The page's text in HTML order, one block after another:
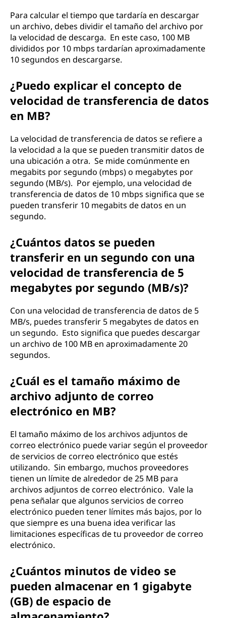
Para calcular el tiempo que tardaría en descargar
un archivo, debes dividir el tamaño del archivo por
la velocidad de descarga. En este caso, 100 MB
divididos por 10 mbps tardarían aproximadamente
10 segundos en descargarse.
¿Puedo explicar el concepto de
velocidad de transferencia de datos
en MB?
La velocidad de transferencia de datos se refiere a
la velocidad a la que se pueden transmitir datos de
una ubicación a otra. Se mide comúnmente en
megabits por segundo (mbps) o megabytes por
segundo (MB/s). Por ejemplo, una velocidad de
transferencia de datos de 10 mbps significa que se
pueden transferir 10 megabits de datos en un
segundo.
¿Cuántos datos se pueden
transferir en un segundo con una
velocidad de transferencia de 5
megabytes por segundo (MB/s)?
Con una velocidad de transferencia de datos de 5
MB/s, puedes transferir 5 megabytes de datos en
un segundo. Esto significa que puedes descargar
un archivo de 100 MB en aproximadamente 20
segundos.
¿Cuál es el tamaño máximo de
archivo adjunto de correo
electrónico en MB?
El tamaño máximo de los archivos adjuntos de
correo electrónico puede variar según el proveedor
de servicios de correo electrónico que estés
utilizando. Sin embargo, muchos proveedores
tienen un límite de alrededor de 25 MB para
archivos adjuntos de correo electrónico. Vale la
pena señalar que algunos servicios de correo
electrónico pueden tener límites más bajos, por lo
que siempre es una buena idea verificar las
limitaciones específicas de tu proveedor de correo
electrónico.
¿Cuántos minutos de video se
pueden almacenar en 1 gigabyte
(GB) de espacio de